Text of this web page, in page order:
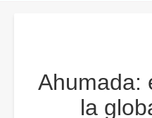
Ahumada:
la